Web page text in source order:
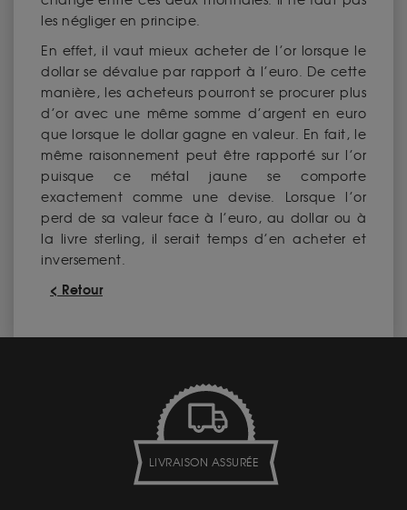
les négliger en principe.
En effet, il vaut mieux acheter de l’or lorsque le
dollar se dévalue par rapport à l’euro. De cette
manière, les acheteurs pourront se procurer plus
d’or avec une même somme d’argent en euro
que lorsque le dollar gagne en valeur. En fait, le
même raisonnement peut être rapporté sur l’or
puisque ce métal jaune se comporte
exactement comme une devise. Lorsque l’or
perd de sa valeur face à l’euro, au dollar ou à
la livre sterling, il serait temps d’en acheter et
inversement.
< Retour
LIVRAISON ASSURÉE